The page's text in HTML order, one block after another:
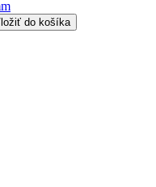
do košíka